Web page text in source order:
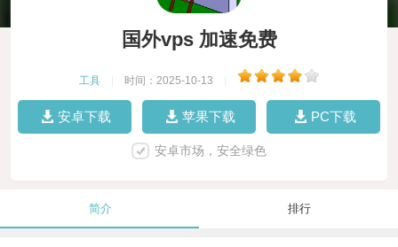
国外vps 加速免费
工具 时间：2025-10-13
安卓下载 苹果下载 PC下载
安卓市场，安全绿色
简介 排行